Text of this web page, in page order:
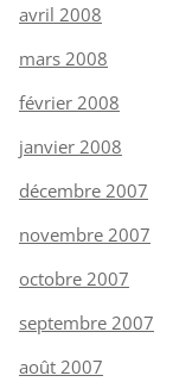
avril 2008
mars 2008
février 2008
janvier 2008
décembre 2007
novembre 2007
octobre 2007
septembre 2007
août 2007